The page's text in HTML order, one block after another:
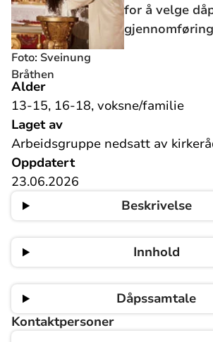
Foto: Sveinung
Bråthen
for å velge
gjennomføring
Alder
13-15, 16-18, voksne/familie
Laget av
Arbeidsgruppe nedsatt av
Oppdatert
23.06.2026
Beskrivelse
Innhold
Dåpssamtale
Kontaktpersoner